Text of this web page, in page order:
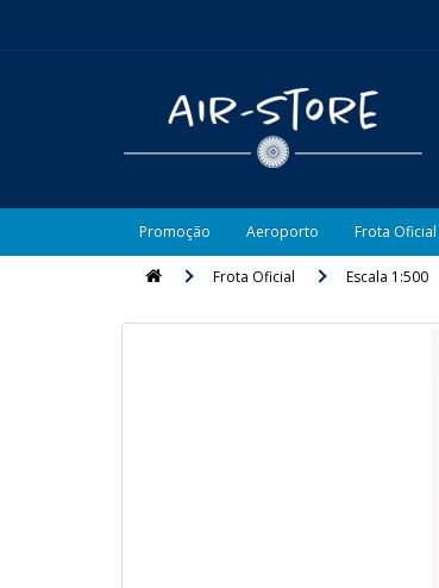
Promoção Aeroporto Frota Oficial
Frota Oficial Escala 1:500